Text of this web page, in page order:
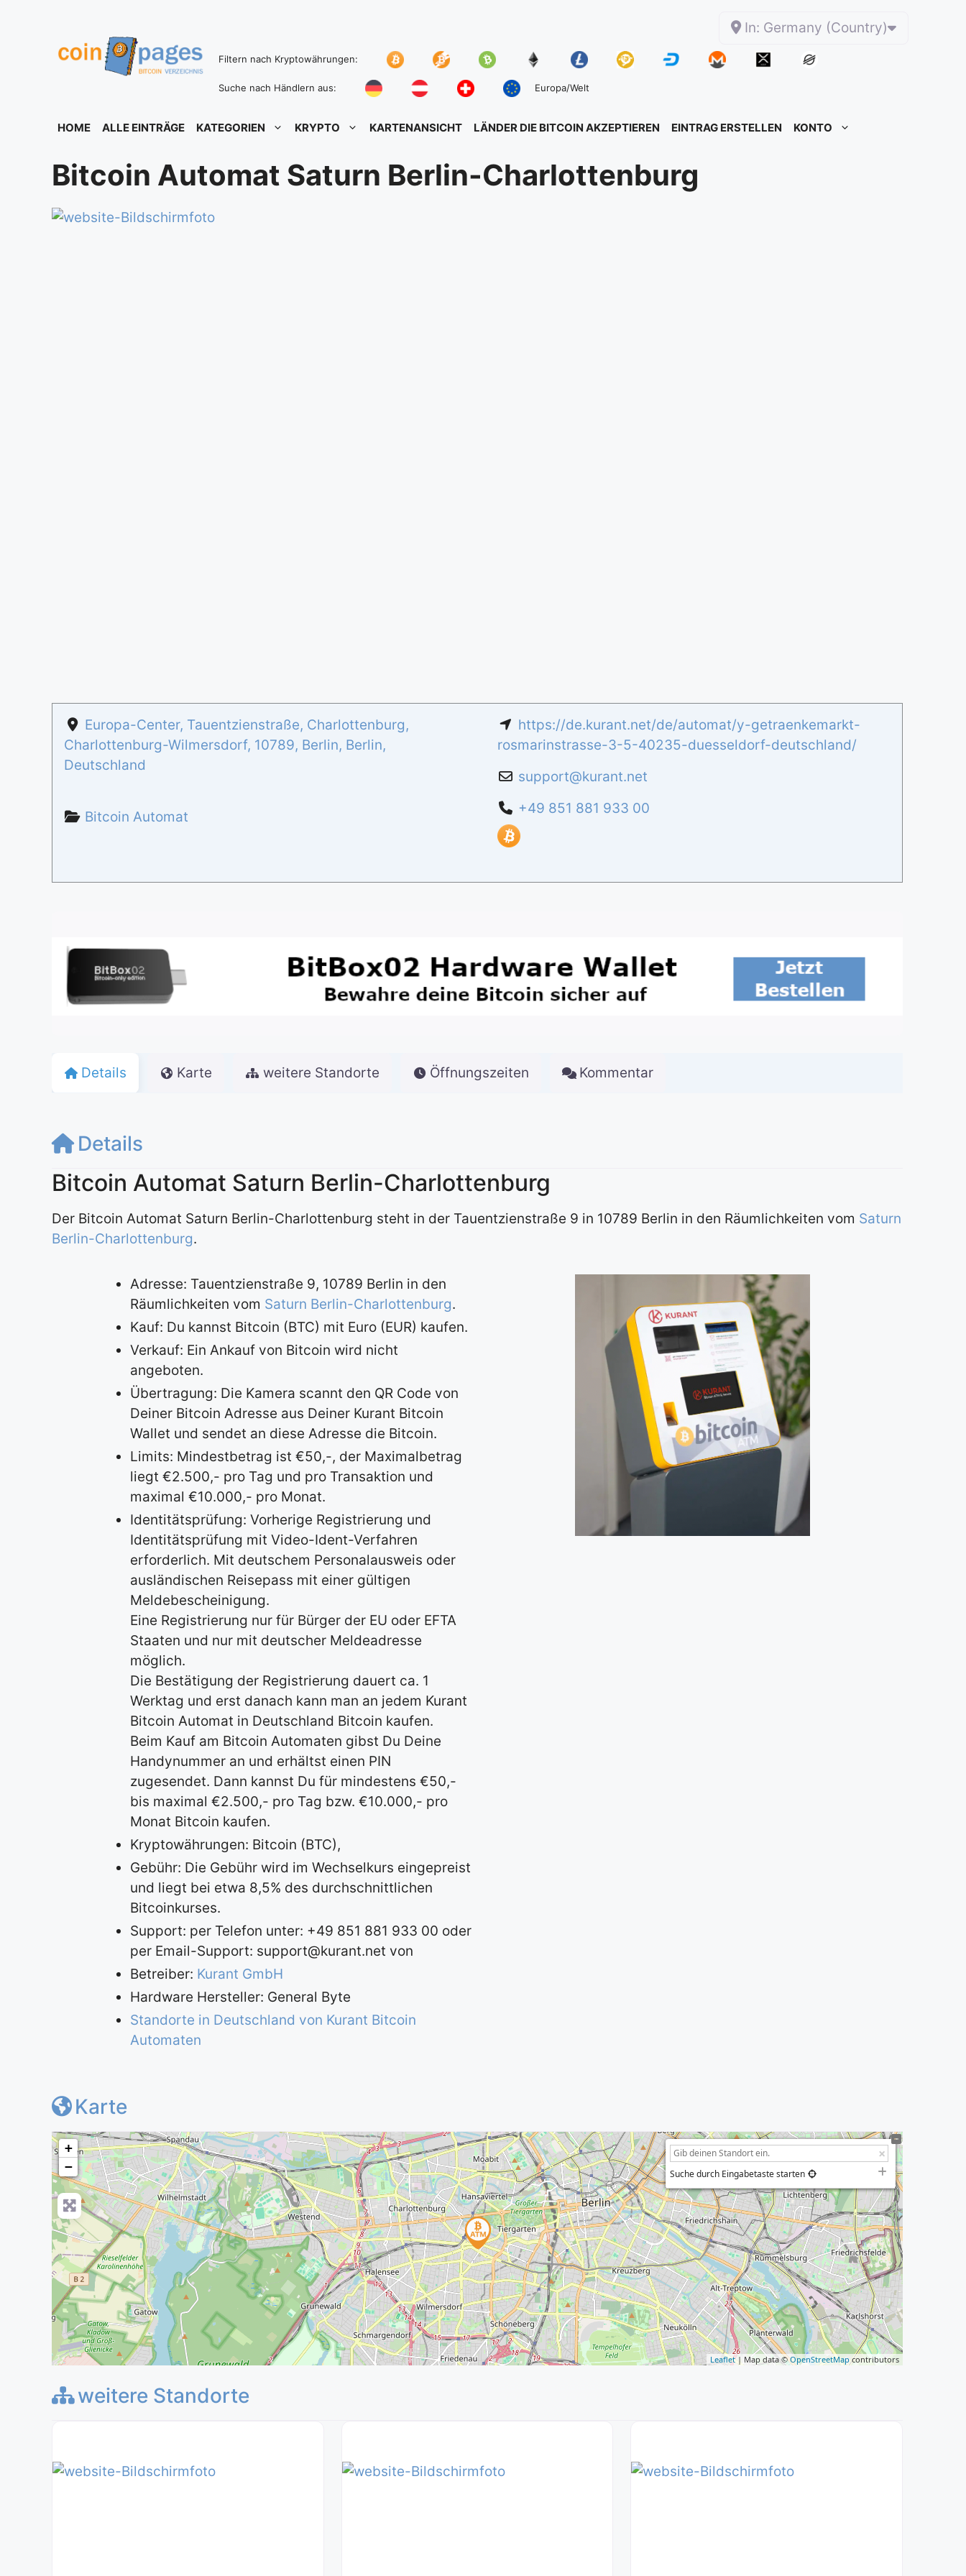
In: Germany (Country)
Filtern nach Kryptowährungen:
Suche nach Händlern aus: Europa/Welt
HOME ALLE EINTRÄGE KATEGORIEN KRYPTO KARTENANSICHT LÄNDER DIE BITCOIN AKZEPTIEREN EINTRAG ERSTELLEN KONTO
Bitcoin Automat Saturn Berlin-Charlottenburg
Europa-Center, Tauentzienstraße, Charlottenburg,
Charlottenburg-Wilmersdorf, 10789, Berlin, Berlin,
Deutschland
Bitcoin Automat
https://de.kurant.net/de/automat/y-getraenkemarkt-
rosmarinstrasse-3-5-40235-duesseldorf-deutschland/
support@kurant.net
+49 851 881 933 00
Details Karte weitere Standorte Öffnungszeiten Kommentar
Details
Bitcoin Automat Saturn Berlin-Charlottenburg
Der Bitcoin Automat Saturn Berlin-Charlottenburg steht in der Tauentzienstraße 9 in 10789 Berlin in den Räumlichkeiten vom Saturn
Berlin-Charlottenburg.
Adresse: Tauentzienstraße 9, 10789 Berlin in den
Räumlichkeiten vom Saturn Berlin-Charlottenburg.
Kauf: Du kannst Bitcoin (BTC) mit Euro (EUR) kaufen.
Verkauf: Ein Ankauf von Bitcoin wird nicht
angeboten.
Übertragung: Die Kamera scannt den QR Code von
Deiner Bitcoin Adresse aus Deiner Kurant Bitcoin
Wallet und sendet an diese Adresse die Bitcoin.
Limits: Mindestbetrag ist €50,-, der Maximalbetrag
liegt €2.500,- pro Tag und pro Transaktion und
maximal €10.000,- pro Monat.
Identitätsprüfung: Vorherige Registrierung und
Identitätsprüfung mit Video-Ident-Verfahren
erforderlich. Mit deutschem Personalausweis oder
ausländischen Reisepass mit einer gültigen
Meldebescheinigung.
Eine Registrierung nur für Bürger der EU oder EFTA
Staaten und nur mit deutscher Meldeadresse
möglich.
Die Bestätigung der Registrierung dauert ca. 1
Werktag und erst danach kann man an jedem Kurant
Bitcoin Automat in Deutschland Bitcoin kaufen.
Beim Kauf am Bitcoin Automaten gibst Du Deine
Handynummer an und erhältst einen PIN
zugesendet. Dann kannst Du für mindestens €50,-
bis maximal €2.500,- pro Tag bzw. €10.000,- pro
Monat Bitcoin kaufen.
Kryptowährungen: Bitcoin (BTC),
Gebühr: Die Gebühr wird im Wechselkurs eingepreist
und liegt bei etwa 8,5% des durchschnittlichen
Bitcoinkurses.
Support: per Telefon unter: +49 851 881 933 00 oder
per Email-Support: support@kurant.net von
Betreiber: Kurant GmbH
Hardware Hersteller: General Byte
Standorte in Deutschland von Kurant Bitcoin
Automaten
Karte
+
−
Suche durch Eingabetaste starten
Leaflet| Map data ©OpenStreetMapcontributors
weitere Standorte